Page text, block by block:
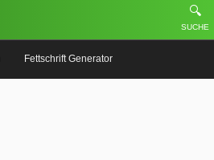
🔍
SUCHE
Fettschrift Generator